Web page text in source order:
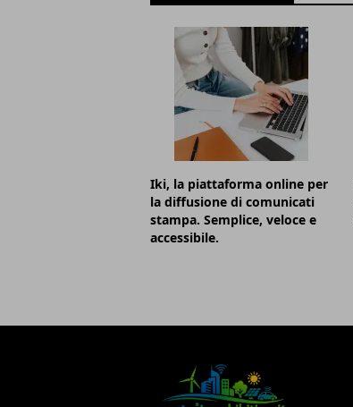
Iki, la piattaforma online per
la diffusione di comunicati
stampa. Semplice, veloce e
accessibile.